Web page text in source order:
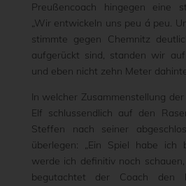
Preußencoach hingegen eine
„Wir entwickeln uns peu á peu.
stimmte gegen Chemnitz
aufgerückt sind, standen wir
und eben nicht zehn Meter
In welcher Zusammenstellung
Elf schlussendlich auf den
Steffen nach seiner
überlegen: „Ein Spiel habe ich
werde ich definitiv noch
begutachtet der Coach den